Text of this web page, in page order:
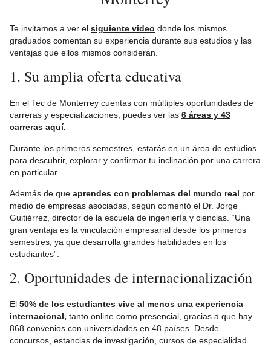
Te invitamos a ver el siguiente video donde los mismos
graduados comentan su experiencia durante sus estudios y las
ventajas que ellos mismos consideran.
1. Su amplia oferta educativa
En el Tec de Monterrey cuentas con múltiples oportunidades de
carreras y especializaciones, puedes ver las 6 áreas y 43
carreras aquí.
Durante los primeros semestres, estarás en un área de estudios
para descubrir, explorar y confirmar tu inclinación por una carrera
en particular.
Además de que aprendes con problemas del mundo real por
medio de empresas asociadas, según comentó el Dr. Jorge
Guitiérrez, director de la escuela de ingeniería y ciencias. “Una
gran ventaja es la vinculación empresarial desde los primeros
semestres, ya que desarrolla grandes habilidades en los
estudiantes”.
2. Oportunidades de internacionalización
El 50% de los estudiantes vive al menos una experiencia
internacional, tanto online como presencial, gracias a que hay
868 convenios con universidades en 48 países. Desde
concursos, estancias de investigación, cursos de especialidad